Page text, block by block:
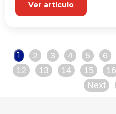
Ver artículo
1 2 3 4 5 6
12
13 14 15 16
Next